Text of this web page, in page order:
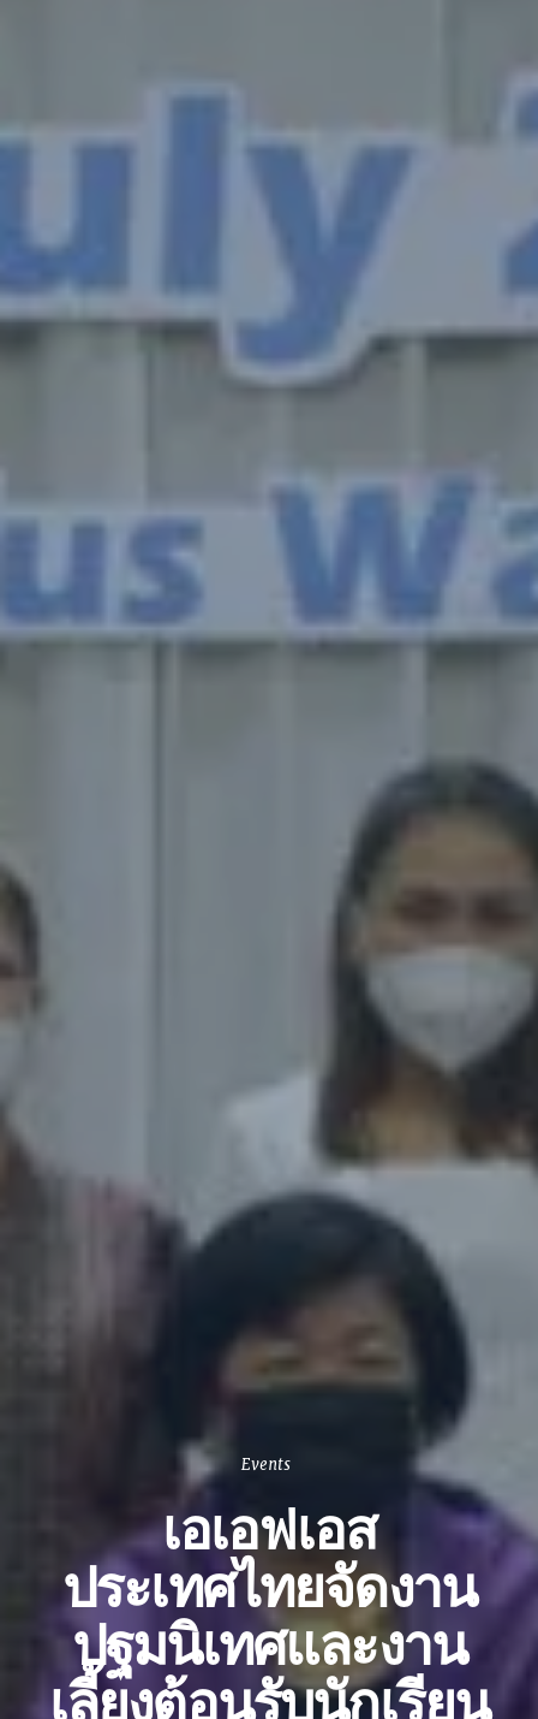
Events
เอเอฟเอส
ประเทศไทยจัดงาน
ปฐมนิเทศและงาน
เลี้ยงต้อนรับนักเรียน